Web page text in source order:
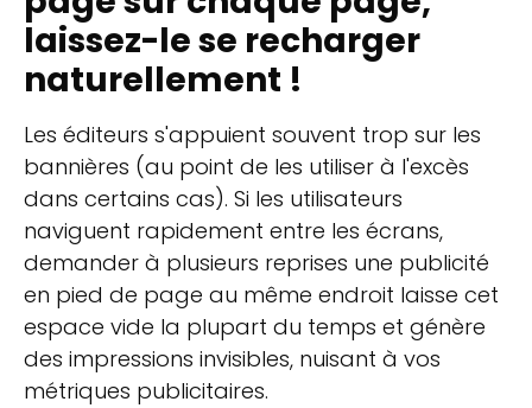
laissez-le se recharger
naturellement !
Les éditeurs s'appuient souvent trop sur les
bannières (au point de les utiliser à l'excès
dans certains cas). Si les utilisateurs
naviguent rapidement entre les écrans,
demander à plusieurs reprises une publicité
en pied de page au même endroit laisse cet
espace vide la plupart du temps et génère
des impressions invisibles, nuisant à vos
métriques publicitaires.